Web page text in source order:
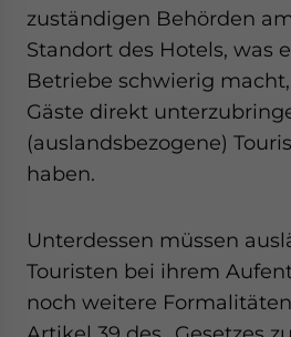
zuständigen Behörden
Standort des Hotels, was
Betriebe schwierig
Gäste direkt
(auslandsbezogene)
haben.
Unterdessen müssen
Touristen bei ihrem
noch weitere